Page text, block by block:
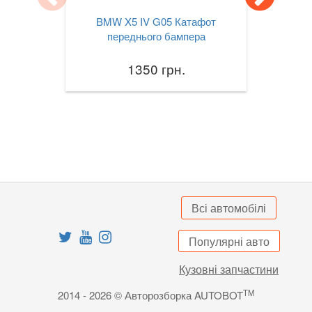
BMW X5 IV G05 Катафот
переднього бампера
1350 грн.
Всі автомобілі
Популярні авто
Кузовні запчастини
2014 - 2026 © Авторозборка AUTOBOTTM